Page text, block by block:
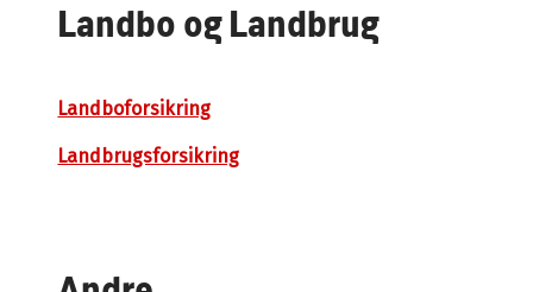
Landbo og Landbrug
Landboforsikring
Landbrugsforsikring